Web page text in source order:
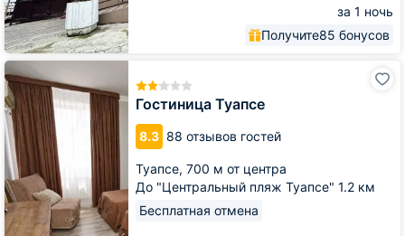
за 1 ночь
Получите85 бонусов
Гостиница Туапсе
8.3 88 отзывов гостей
Туапсе, 700 м от центра
До "Центральный пляж Туапсе" 1.2 км
Бесплатная отмена
Гостиница
Туапсе